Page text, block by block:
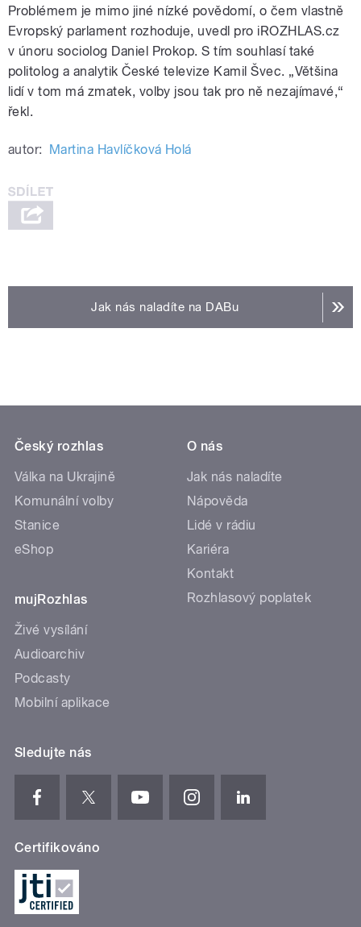
Problémem je mimo jiné nízké povědomí, o čem vlastně
Evropský parlament rozhoduje, uvedl pro iROZHLAS.cz
v únoru sociolog Daniel Prokop. S tím souhlasí také
politolog a analytik České televize Kamil Švec. „Většina
lidí v tom má zmatek, volby jsou tak pro ně nezajímavé,“
řekl.
autor: Martina Havlíčková Holá
Jak nás naladíte na DABu
Český rozhlas
Válka na Ukrajině
Komunální volby
Stanice
eShop
mujRozhlas
Živé vysílání
Audioarchiv
Podcasty
Mobilní aplikace
O nás
Jak nás naladíte
Nápověda
Lidé v rádiu
Kariéra
Kontakt
Rozhlasový poplatek
Sledujte nás
Certifikováno